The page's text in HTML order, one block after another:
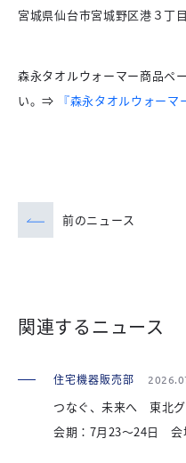
宮城県仙台市宮城野区港３
森永タオルウォーマー商品ペ
い。⇒
『森永タオルウォーマ
前のニュース
関連するニュース
住宅機器販売部
つなぐ、未来へ 東北
会期：7月23～24日 会